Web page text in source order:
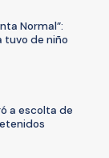
Normal”:
tuvo de niño
a escolta de